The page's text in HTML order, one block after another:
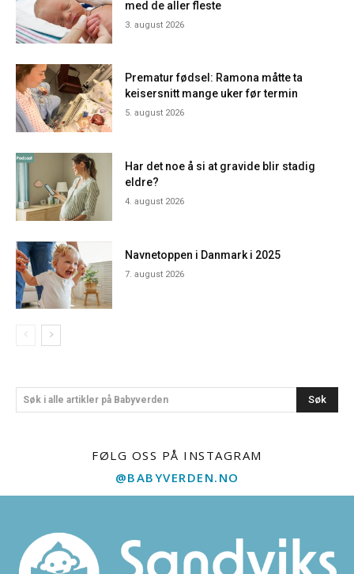
med de aller fleste
3. august 2026
Prematur fødsel: Ramona måtte ta
keisersnitt mange uker før termin
5. august 2026
Har det noe å si at gravide blir stadig
eldre?
4. august 2026
Navnetoppen i Danmark i 2025
7. august 2026
Søk i alle artikler på Babyverden Søk
FØLG OSS PÅ INSTAGRAM
@BABYVERDEN.NO